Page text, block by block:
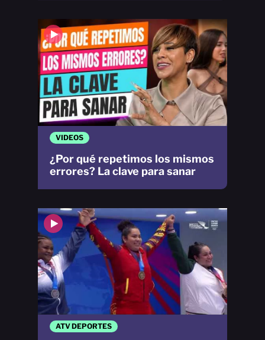
VIDEOS
¿Por qué repetimos los mismos
errores? La clave para sanar
ATV DEPORTES